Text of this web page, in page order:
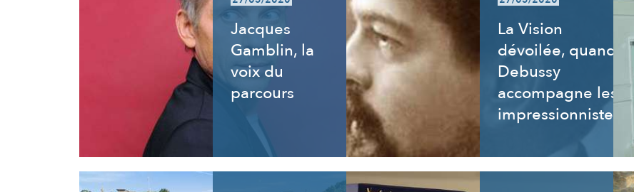
Jacques
Gamblin, la
voix du
parcours
La Vision
dévoilée, quand
Debussy
accompagne les
impressionnistes